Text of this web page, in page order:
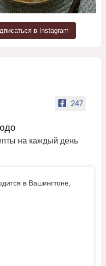
в Instagram
247
на каждый день
в Вашингтоне,